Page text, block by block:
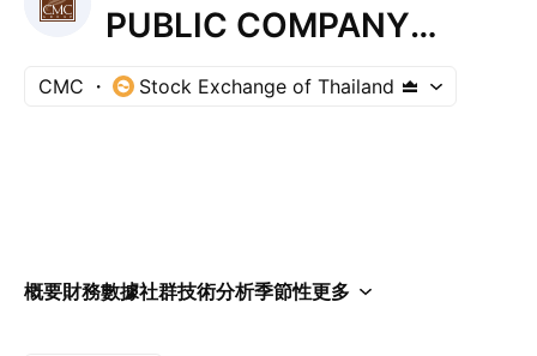
PUBLIC COMPANY
LIMITED
CMC Stock Exchange of Thailand
概要財務數據社群技術分析季節性更多